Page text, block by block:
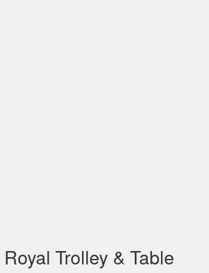
Trolley & Table